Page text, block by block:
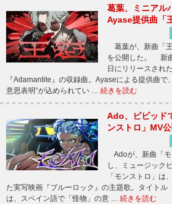
葛葉、ミニアル
Ayase提供曲「
葛葉が、新曲「
を公開した。 新
日にリリースされ
『Adamantite』の収録曲。Ayaseによる提供曲で
意思表明”が込められてい … 続きを読む
Ado、ビビッド
ンストロ」MV公
Adoが、新曲「モ
し、ミュージック
「モンストロ」は
た実写映画『ブルーロック』の主題歌。タイトル
は、スペイン語で「怪物」の意 … 続きを読む